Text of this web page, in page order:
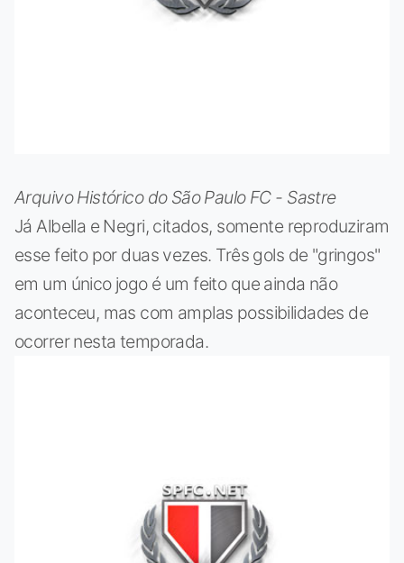
Arquivo Histórico do São Paulo FC - Sastre
Já Albella e Negri, citados, somente reproduziram
esse feito por duas vezes. Três gols de "gringos"
em um único jogo é um feito que ainda não
aconteceu, mas com amplas possibilidades de
ocorrer nesta temporada.